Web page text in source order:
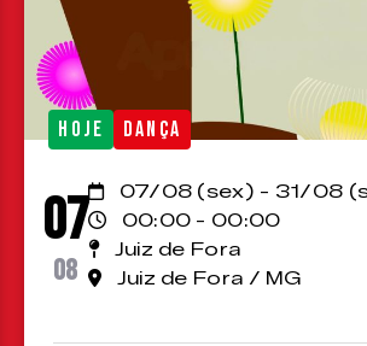
HOJE DANÇA
07
08
07/08 (sex) - 31/08
00:00 - 00:00
Juiz de Fora
Juiz de Fora / MG